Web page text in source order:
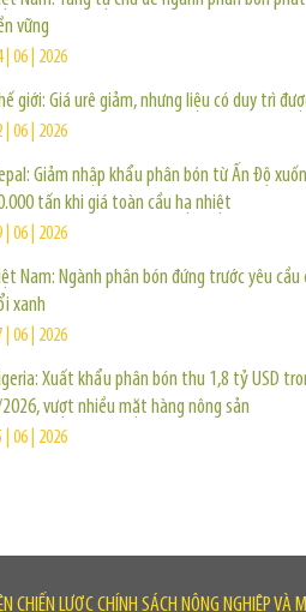
vững
| 06 | 2026
giới: Giá urê giảm, nhưng liệu có duy trì
| 06 | 2026
Giảm nhập khẩu phân bón từ Ấn Độ
tấn khi giá toàn cầu hạ nhiệt
| 06 | 2026
Nam: Ngành phân bón đứng trước yêu cầu
xanh
| 06 | 2026
Xuất khẩu phân bón thu 1,8 tỷ USD
vượt nhiều mặt hàng nông sản
| 06 | 2026
CHIẾN LƯỢC CHÍNH SÁCH NÔNG NGHIỆP VÀ